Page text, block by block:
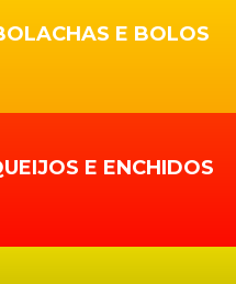
E BOLOS
E ENCHIDOS